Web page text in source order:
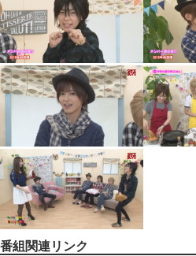
番組関連リンク